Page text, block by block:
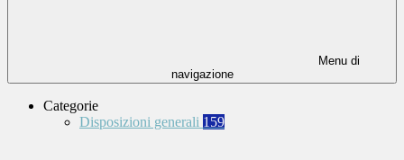
Menu di
navigazione
Categorie
Disposizioni generali 159